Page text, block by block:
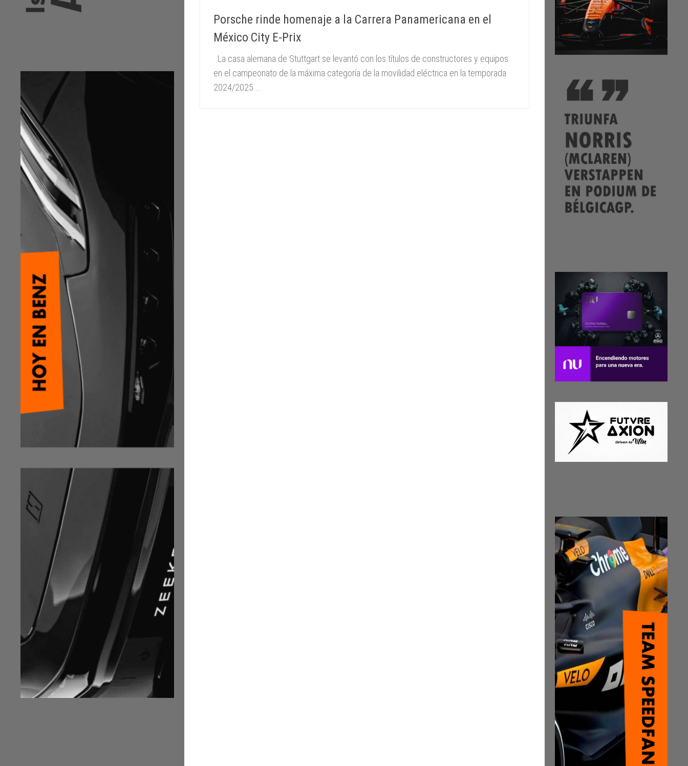
Porsche rinde homenaje a la Carrera Panamericana en el
México City E-Prix
La casa alemana de Stuttgart se levantó con los títulos de constructores y equipos
en el campeonato de la máxima categoría de la movilidad eléctrica en la temporada
2024/2025....